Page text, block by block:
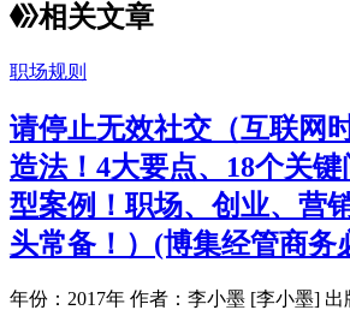
相关文章
职场规则
请停止无效社交（互联网
造法！4大要点、18个关
型案例！职场、创业、营
头常备！）(博集经管商务
年份：2017年 作者：李小墨 [李小墨]